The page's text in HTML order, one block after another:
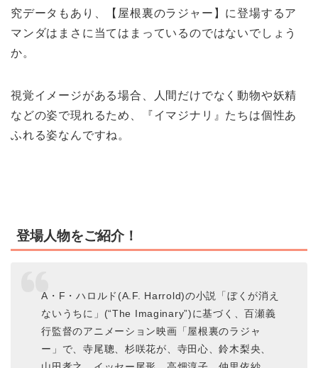
究データもあり、【屋根裏のラジャー】に登場するア
マンダはまさに当てはまっているのではないでしょう
か。
視覚イメージがある場合、人間だけでなく動物や妖精
などの姿で現れるため、『イマジナリ』たちは個性あ
ふれる姿なんですね。
登場人物をご紹介！
A・F・ハロルド(A.F. Harrold)の小説「ぼくが消え
ないうちに」(“The Imaginary”)に基づく、百瀬義
行監督のアニメーション映画「屋根裏のラジャ
ー」で、寺尾聰、杉咲花が、寺田心、鈴木梨央、